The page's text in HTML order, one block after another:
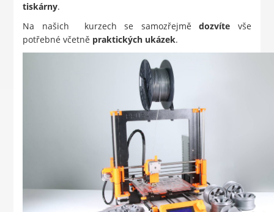
tiskárny.
Na našich kurzech se samozřejmědozvíte vše
potřebné včetně praktických ukázek.